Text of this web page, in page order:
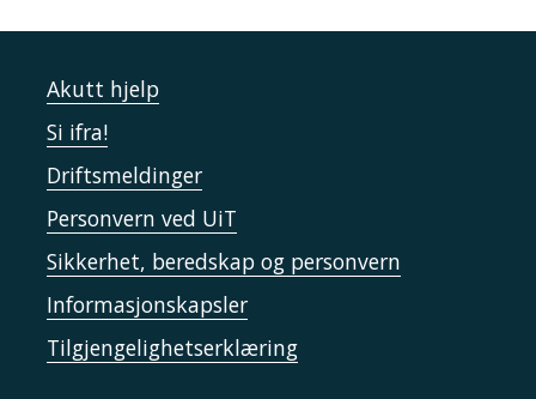
Akutt hjelp
Si ifra!
Driftsmeldinger
Personvern ved UiT
Sikkerhet, beredskap og personvern
Informasjonskapsler
Tilgjengelighetserklæring